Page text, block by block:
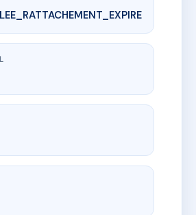
AD8493561
CAPELETTES